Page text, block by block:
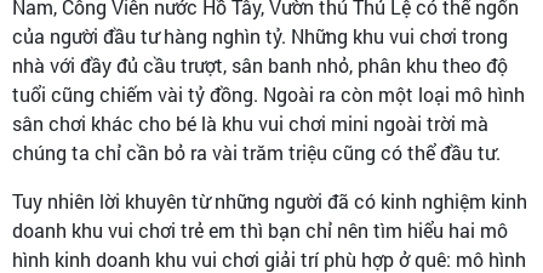
Nam, Công Viên nước Hồ Tây, Vườn thú Thủ Lệ có thể ngốn
của người đầu tư hàng nghìn tỷ. Những khu vui chơi trong
nhà với đầy đủ cầu trượt, sân banh nhỏ, phân khu theo độ
tuổi cũng chiếm vài tỷ đồng. Ngoài ra còn một loại mô hình
sân chơi khác cho bé là khu vui chơi mini ngoài trời mà
chúng ta chỉ cần bỏ ra vài trăm triệu cũng có thể đầu tư.
Tuy nhiên lời khuyên từ những người đã có kinh nghiệm kinh
doanh khu vui chơi trẻ em thì bạn chỉ nên tìm hiểu hai mô
hình kinh doanh khu vui chơi giải trí phù hợp ở quê: mô hình